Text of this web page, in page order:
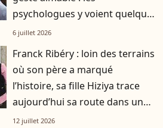
psychologues y voient quelque
chose de bien plus profond.
6 juillet 2026
Franck Ribéry : loin des terrains
où son père a marqué
l’histoire, sa fille Hiziya trace
aujourd’hui sa route dans un
tout autre univers
12 juillet 2026